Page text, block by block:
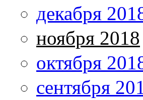
декабря
ноября 2018
октября
сентября